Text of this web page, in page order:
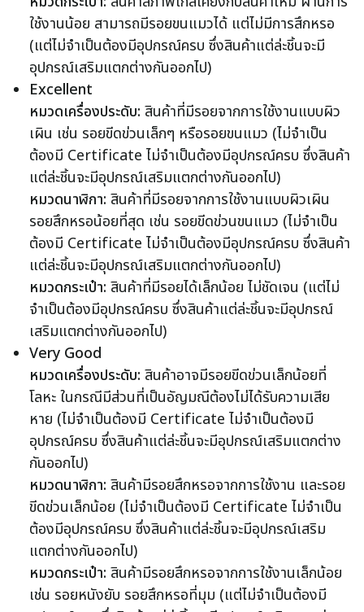
ใช้งานน้อย สามารถมีรอยขนแมวได้ แต่ไม่มีการสึกหรอ
(แต่ไม่จำเป็นต้องมีอุปกรณ์ครบ ซึ่งสินค้าแต่ล่ะชิ้นจะมี
อุปกรณ์เสริมแตกต่างกันออกไป)
Excellent
หมวดเครื่องประดับ: สินค้าที่มีรอยจากการใช้งานแบบผิว
เผิน เช่น รอยขีดข่วนเล็กๆ หรือรอยขนแมว (ไม่จำเป็น
ต้องมี Certificate ไม่จำเป็นต้องมีอุปกรณ์ครบ ซึ่งสินค้า
แต่ล่ะชิ้นจะมีอุปกรณ์เสริมแตกต่างกันออกไป)
หมวดนาฬิกา: สินค้าที่มีรอยจากการใช้งานแบบผิวเผิน
รอยสึกหรอน้อยที่สุด เช่น รอยขีดข่วนขนแมว (ไม่จำเป็น
ต้องมี Certificate ไม่จำเป็นต้องมีอุปกรณ์ครบ ซึ่งสินค้า
แต่ล่ะชิ้นจะมีอุปกรณ์เสริมแตกต่างกันออกไป)
หมวดกระเป๋า: สินค้าที่มีรอยได้เล็กน้อย ไม่ชัดเจน (แต่ไม่
จำเป็นต้องมีอุปกรณ์ครบ ซึ่งสินค้าแต่ล่ะชิ้นจะมีอุปกรณ์
เสริมแตกต่างกันออกไป)
Very Good
หมวดเครื่องประดับ: สินค้าอาจมีรอยขีดข่วนเล็กน้อยที่
โลหะ ในกรณีมีส่วนที่เป็นอัญมณีต้องไม่ได้รับความเสีย
หาย (ไม่จำเป็นต้องมี Certificate ไม่จำเป็นต้องมี
อุปกรณ์ครบ ซึ่งสินค้าแต่ล่ะชิ้นจะมีอุปกรณ์เสริมแตกต่าง
กันออกไป)
หมวดนาฬิกา: สินค้ามีรอยสึกหรอจากการใช้งาน และรอย
ขีดข่วนเล็กน้อย (ไม่จำเป็นต้องมี Certificate ไม่จำเป็น
ต้องมีอุปกรณ์ครบ ซึ่งสินค้าแต่ล่ะชิ้นจะมีอุปกรณ์เสริม
แตกต่างกันออกไป)
หมวดกระเป๋า: สินค้ามีรอยสึกหรอจากการใช้งานเล็กน้อย
เช่น รอยหนังยับ รอยสึกหรอที่มุม (แต่ไม่จำเป็นต้องมี